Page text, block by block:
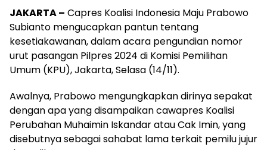
JAKARTA – Capres Koalisi Indonesia Maju Prabowo
Subianto mengucapkan pantun tentang
kesetiakawanan, dalam acara pengundian nomor
urut pasangan Pilpres 2024 di Komisi Pemilihan
Umum (KPU), Jakarta, Selasa (14/11).
Awalnya, Prabowo mengungkapkan dirinya sepakat
dengan apa yang disampaikan cawapres Koalisi
Perubahan Muhaimin Iskandar atau Cak Imin, yang
disebutnya sebagai sahabat lama terkait pemilu jujur